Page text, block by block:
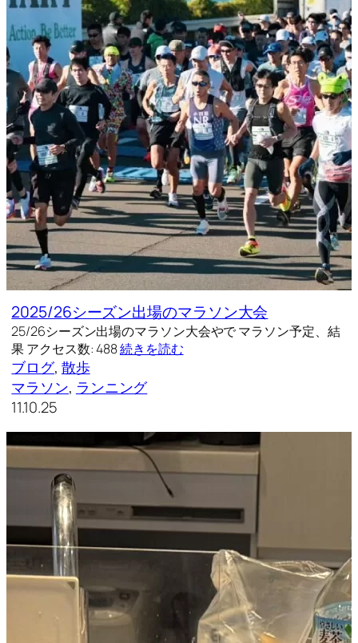
2025/26シーズン出場のマラソン大会
25/26シーズン出場のマラソン大会やで マラソン予定、結
果 アクセス数: 488続きを読む
ブログ, 散歩
マラソン, ランニング
11.10.25